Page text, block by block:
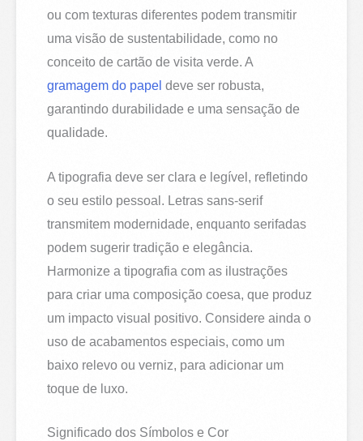
ou com texturas diferentes podem transmitir
uma visão de sustentabilidade, como no
conceito de cartão de visita verde. A
gramagem do papel deve ser robusta,
garantindo durabilidade e uma sensação de
qualidade.
A tipografia deve ser clara e legível, refletindo
o seu estilo pessoal. Letras sans-serif
transmitem modernidade, enquanto serifadas
podem sugerir tradição e elegância.
Harmonize a tipografia com as ilustrações
para criar uma composição coesa, que produz
um impacto visual positivo. Considere ainda o
uso de acabamentos especiais, como um
baixo relevo ou verniz, para adicionar um
toque de luxo.
Significado dos Símbolos e Cor